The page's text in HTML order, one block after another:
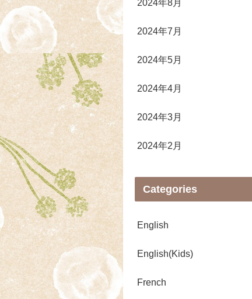
2024年8月
2024年7月
2024年5月
2024年4月
2024年3月
2024年2月
Categories
English
English(Kids)
French